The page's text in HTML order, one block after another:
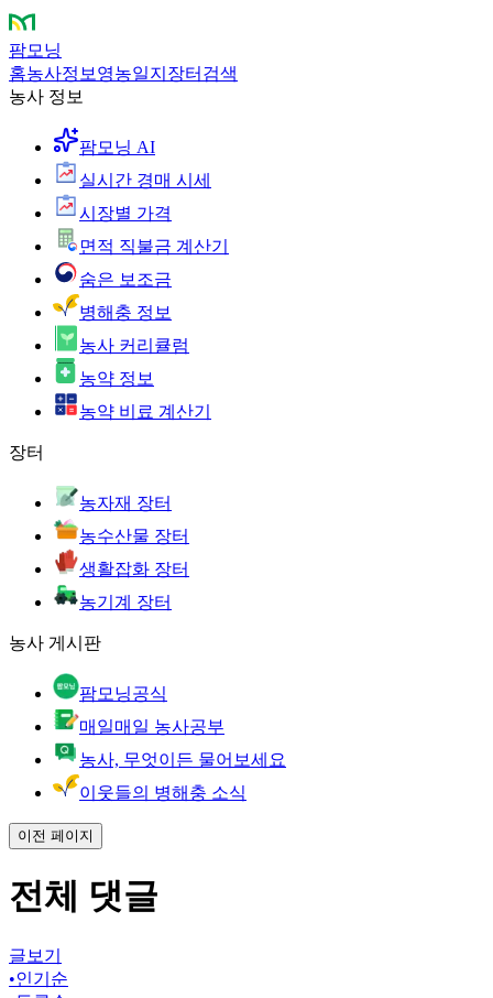
팜모닝
홈농사정보 영농일지 장터 검색
농사 정보
팜모닝 AI
실시간 경매 시세
시장별 가격
면적 직불금 계산기
숨은 보조금
병해충 정보
농사 커리큘럼
농약 정보
농약 비료 계산기
장터
농자재 장터
농수산물 장터
생활잡화 장터
농기계 장터
농사 게시판
팜모닝공식
매일매일 농사공부
농사, 무엇이든 물어보세요
이웃들의 병해충 소식
이전 페이지
전체 댓글
글보기
•인기순